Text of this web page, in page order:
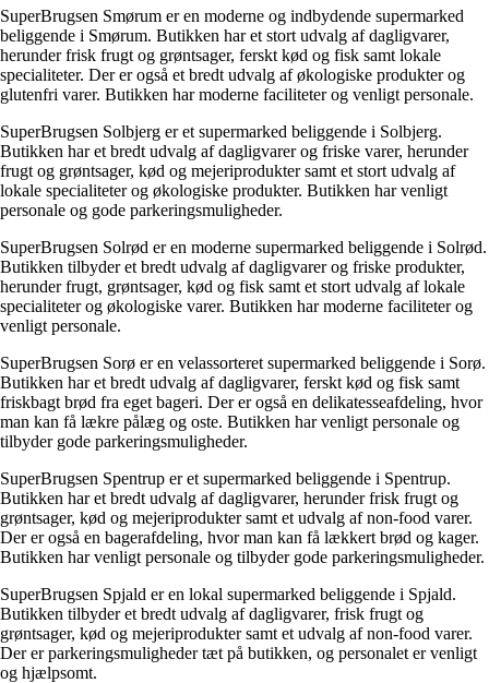
SuperBrugsen Smørum er en moderne og indbydende supermarked
beliggende i Smørum. Butikken har et stort udvalg af dagligvarer,
herunder frisk frugt og grøntsager, ferskt kød og fisk samt lokale
specialiteter. Der er også et bredt udvalg af økologiske produkter og
glutenfri varer. Butikken har moderne faciliteter og venligt personale.
SuperBrugsen Solbjerg er et supermarked beliggende i Solbjerg.
Butikken har et bredt udvalg af dagligvarer og friske varer, herunder
frugt og grøntsager, kød og mejeriprodukter samt et stort udvalg af
lokale specialiteter og økologiske produkter. Butikken har venligt
personale og gode parkeringsmuligheder.
SuperBrugsen Solrød er en moderne supermarked beliggende i Solrød.
Butikken tilbyder et bredt udvalg af dagligvarer og friske produkter,
herunder frugt, grøntsager, kød og fisk samt et stort udvalg af lokale
specialiteter og økologiske varer. Butikken har moderne faciliteter og
venligt personale.
SuperBrugsen Sorø er en velassorteret supermarked beliggende i Sorø.
Butikken har et bredt udvalg af dagligvarer, ferskt kød og fisk samt
friskbagt brød fra eget bageri. Der er også en delikatesseafdeling, hvor
man kan få lækre pålæg og oste. Butikken har venligt personale og
tilbyder gode parkeringsmuligheder.
SuperBrugsen Spentrup er et supermarked beliggende i Spentrup.
Butikken har et bredt udvalg af dagligvarer, herunder frisk frugt og
grøntsager, kød og mejeriprodukter samt et udvalg af non-food varer.
Der er også en bagerafdeling, hvor man kan få lækkert brød og kager.
Butikken har venligt personale og tilbyder gode parkeringsmuligheder.
SuperBrugsen Spjald er en lokal supermarked beliggende i Spjald.
Butikken tilbyder et bredt udvalg af dagligvarer, frisk frugt og
grøntsager, kød og mejeriprodukter samt et udvalg af non-food varer.
Der er parkeringsmuligheder tæt på butikken, og personalet er venligt
og hjælpsomt.